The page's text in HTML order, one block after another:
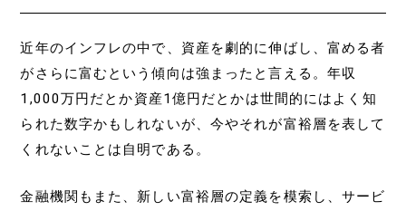
近年のインフレの中で、資産を劇的に伸ばし、富める者
がさらに富むという傾向は強まったと言える。年収
1,000万円だとか資産1億円だとかは世間的にはよく知
られた数字かもしれないが、今やそれが富裕層を表して
くれないことは自明である。
金融機関もまた、新しい富裕層の定義を模索し、サービ